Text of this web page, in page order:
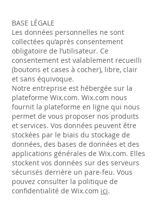
BASE LÉGALE
Les données personnelles ne sont
collectées qu’après consentement
obligatoire de l’utilisateur. Ce
consentement est valablement recueilli
(boutons et cases à cocher), libre, clair
et sans équivoque.
Notre entreprise est hébergée sur la
plateforme Wix.com. Wix.com nous
fournit la plateforme en ligne qui nous
permet de vous proposer nos produits
et services. Vos données peuvent être
stockées par le biais du stockage de
données, des bases de données et des
applications générales de Wix.com. Elles
stockent vos données sur des serveurs
sécurisés derrière un pare-feu. Vous
pouvez consulter la politique de
confidentialité de Wix.com ici.